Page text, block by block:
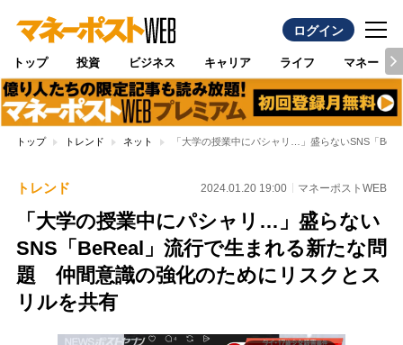
ログイン
トップ 投資 ビジネス キャリア ライフ マネー
トップ トレンド ネット 「大学の授業中にパシャリ…」盛らないSNS「
トレンド 2024.01.20 19:00 マネーポストWEB
「大学の授業中にパシャリ…」盛らない
SNS「BeReal」流行で生まれる新たな問
題 仲間意識の強化のためにリスクとス
リルを共有